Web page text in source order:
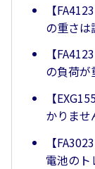
【
の重さは
【
の負荷が
【
かりませ
【
電池のト